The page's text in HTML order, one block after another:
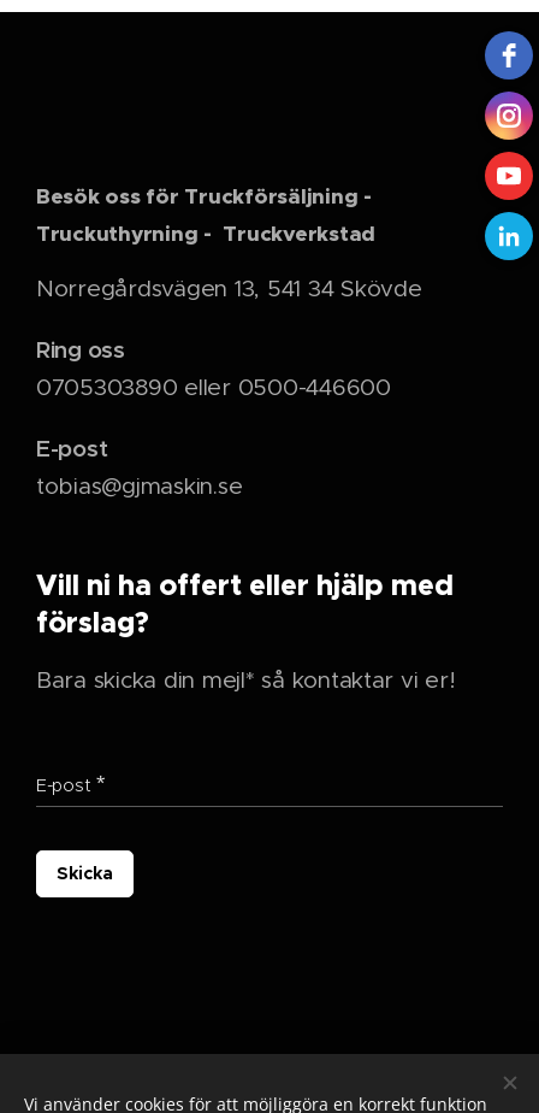
Besök oss för Truckförsäljning -
Truckuthyrning - Truckverkstad
Norregårdsvägen 13, 541 34 Skövde
Ring oss
0705303890 eller 0500-446600
E-post
tobias@gjmaskin.se
Vill ni ha offert eller hjälp med
förslag?
Bara skicka din mejl* så kontaktar vi er!
E-post
Skicka
Vi använder cookies för att möjliggöra en korrekt funktion